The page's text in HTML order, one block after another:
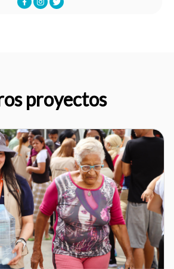
proyectos